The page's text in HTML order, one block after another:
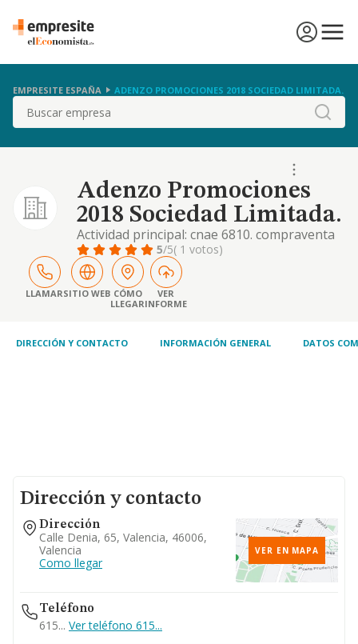
EMPRESITE ESPAÑA ADENZO PROMOCIONES 2018 SOCIEDAD LIMITADA.
Buscar
Adenzo Promociones
2018 Sociedad Limitada.
Actividad principal: cnae 6810. compraventa
de bienes inmobiliarios por cuenta propia.
otras actividades: alquiler de bienes
inmobiliarios por cuenta propia.
construcción y rehabilitación de
edificaciones. las actividades comprendidas
la sociedad tanto d
5/5( 1 votos)
LLAMARSITIO WEB CÓMO
LLEGAR
VER
INFORME
DIRECCIÓN Y CONTACTO INFORMACIÓN GENERAL DATOS
Dirección y contacto
Dirección
Calle Denia, 65, Valencia, 46006,
Valencia
Como llegar
VER EN MAPA
Teléfono
615... Ver teléfono 615...